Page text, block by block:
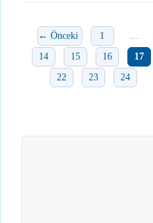
← Önceki Sayfa
1
Sayfa
14 Sayfa
15 Sayfa
16 Sayfa
17
Sayfa
22 Sayfa
23 Sayfa
24